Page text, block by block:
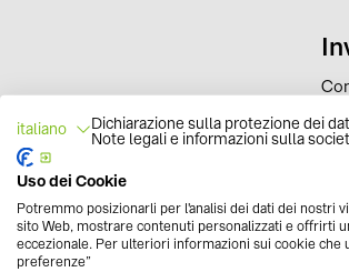
italiano Dichiarazione sulla protezione dei
Note legali e informazioni sulla
Uso dei Cookie
Potremmo posizionarli per l'analisi dei dati dei nostri
sito Web, mostrare contenuti personalizzati e offrirti
eccezionale. Per ulteriori informazioni sui cookie che
preferenze”